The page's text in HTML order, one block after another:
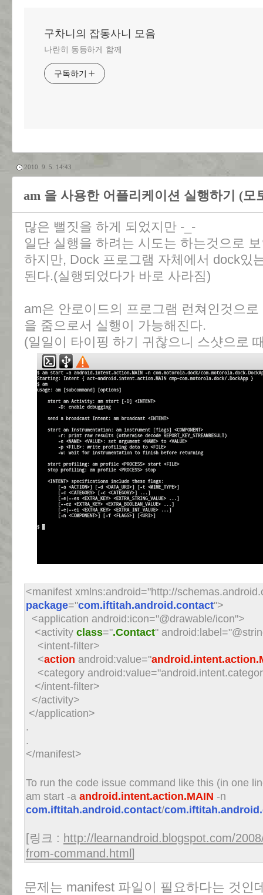
구차니의 잡동사니 모음
나란히 동등하게 함께
구독하기
2010. 9. 5. 14:43
am 을 사용한 어플리케이션 실행하기 (모
많은 뻘짓을 하게 되었지만 -_-
일단 실행을 하려는 시도는 하는것으로
하지만, Dock 프로그램 자체에서 dock있
된다.(실행되었다가 바로 사라짐)
am은 안로이드의 프로그램 런쳐인것으
을 줌으로서 실행이 가능해진다.
(일일이 타이핑 하기 귀찮으니 스샷으로
<manifest xmlns:android="http://
package="com.iftitah.android.contact">
<application android:icon="@drawable/icon">
<activity class=".Contact"
<intent-filter>
<action android:value="
<category
</intent-filter>
</activity>
</application>
.
.
</manifest>
To run the code issue command like this (in one
am start -a android.intent.action.MAIN -n
com.iftitah.android.contact/
[링크 : http://learnandroid.blogspot.com/
from-command.html ]
문제는 manifest 파일이 필요하다는 것인